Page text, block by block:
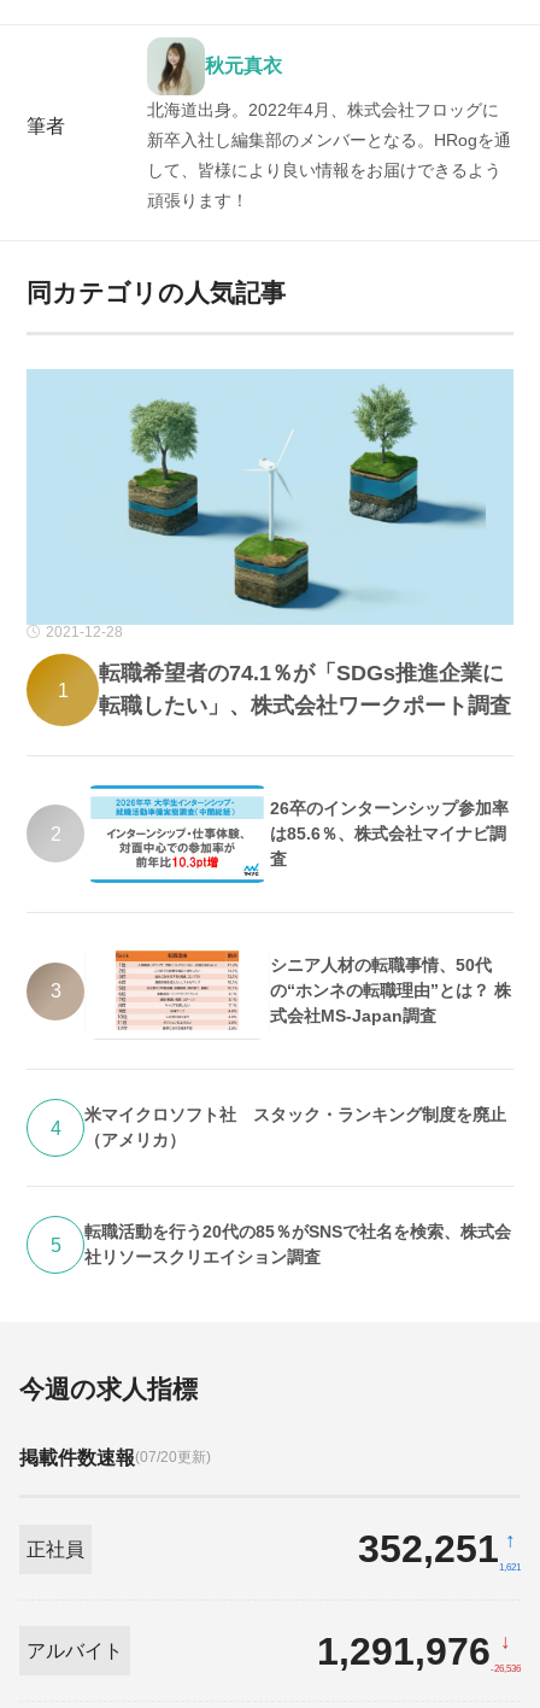
筆者
秋元真衣
北海道出身。2022年4月、株式会社フロッグに
新卒入社し編集部のメンバーとなる。HRogを通
して、皆様により良い情報をお届けできるよう
頑張ります！
同カテゴリの人気記事
2021-12-28
1
転職希望者の74.1％が「SDGs推進企業に
転職したい」、株式会社ワークポート調査
2
26卒のインターンシップ参加率
は85.6％、株式会社マイナビ調
査
3
シニア人材の転職事情、50代
の“ホンネの転職理由”とは？ 株
式会社MS-Japan調査
4
米マイクロソフト社 スタック・ランキング制度を廃止
（アメリカ）
5
転職活動を行う20代の85％がSNSで社名を検索、株式会
社リソースクリエイション調査
今週の求人指標
掲載件数速報(07/20更新)
正社員 352,251 ↑
1,621
アルバイト 1,291,976 ↓
-26,536